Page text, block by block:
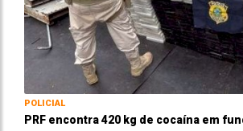
POLICIAL
PRF encontra 420 kg de cocaína em